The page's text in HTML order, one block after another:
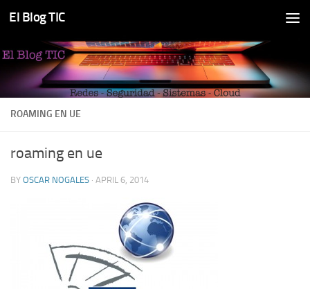
Skip to content
El Blog TIC
ROAMING EN UE
roaming en ue
BY OSCAR NOGALES · APRIL 6, 2014